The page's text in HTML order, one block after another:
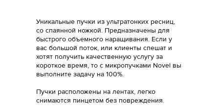
Уникальные пучки из ультратонких ресниц,
со спаянной ножкой. Предназначены для
быстрого объемного наращивания. Если у
вас большой поток, или клиенты спешат и
хотят получить качественную услугу за
короткое время, то c микропучками Novel вы
выполните задачу на 100%.
Пучки расположены на лентах, легко
снимаются пинцетом без повреждения.